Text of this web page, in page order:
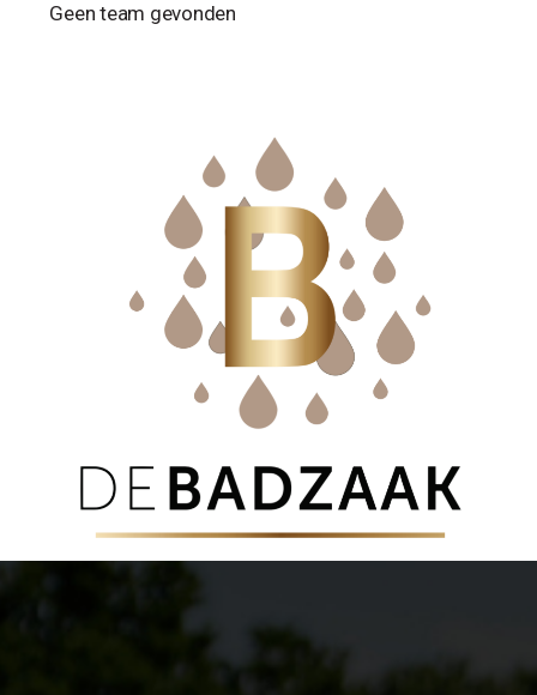
Geen team gevonden